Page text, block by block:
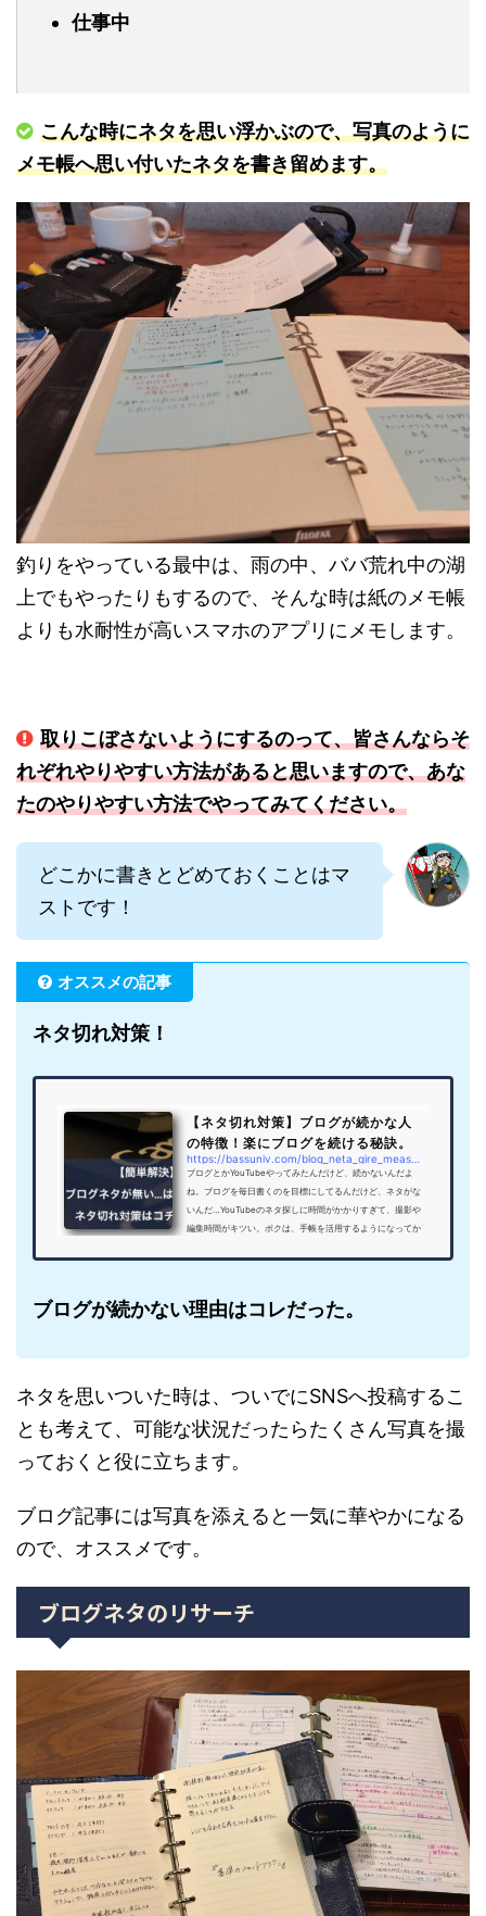
仕事中
こんな時にネタを思い浮かぶので、写真のように
メモ帳へ思い付いたネタを書き留めます。
釣りをやっている最中は、雨の中、ババ荒れ中の湖
上でもやったりもするので、そんな時は紙のメモ帳
よりも水耐性が高いスマホのアプリにメモします。
取りこぼさないようにするのって、皆さんならそ
れぞれやりやすい方法があると思いますので、あな
たのやりやすい方法でやってみてください。
どこかに書きとどめておくことはマ
ストです！
オススメの記事
ネタ切れ対策！
【ネタ切れ対策】ブログが続かな人
の特徴！楽にブログを続ける秘訣。
ブログとかYouTubeやってみたんだけど、続かないんだよ
ね。ブログを毎日書くのを目標にしてるんだけど、ネタがな
いんだ…YouTubeのネタ探しに時間がかかりすぎて、撮影や
編集時間がキツい。ボクは、手帳を活用するようになってか
そんな情報発信のネタ切れについてお悩みじゃありません
か？ボクもブログを始めた当初は、書くネタが無くて困って
ブログが続かない理由はコレだった。
ネタを思いついた時は、ついでにSNSへ投稿するこ
とも考えて、可能な状況だったらたくさん写真を撮
っておくと役に立ちます。
ブログ記事には写真を添えると一気に華やかになる
ので、オススメです。
ブログネタのリサーチ